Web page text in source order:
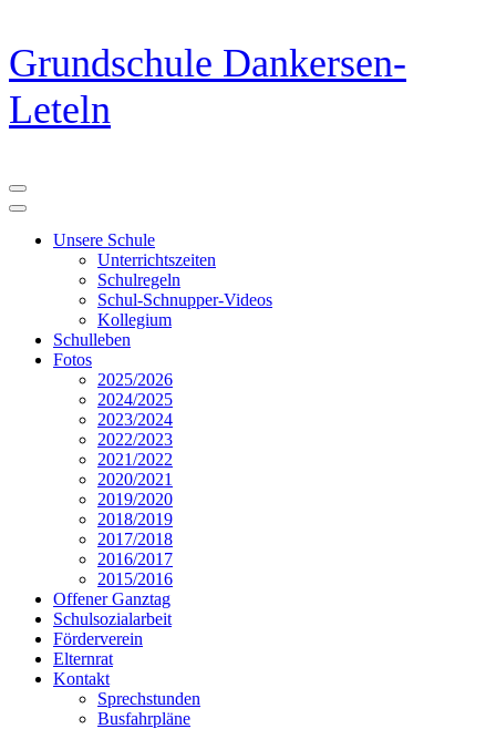
Zum
Inhalt
springen
(Eingabetaste
drücken)
Grundschule Dankersen-
Leteln
Unsere Schule
Unterrichtszeiten
Schulregeln
Schul-Schnupper-Videos
Kollegium
Schulleben
Fotos
2025/2026
2024/2025
2023/2024
2022/2023
2021/2022
2020/2021
2019/2020
2018/2019
2017/2018
2016/2017
2015/2016
Offener Ganztag
Schulsozialarbeit
Förderverein
Elternrat
Kontakt
Sprechstunden
Busfahrpläne